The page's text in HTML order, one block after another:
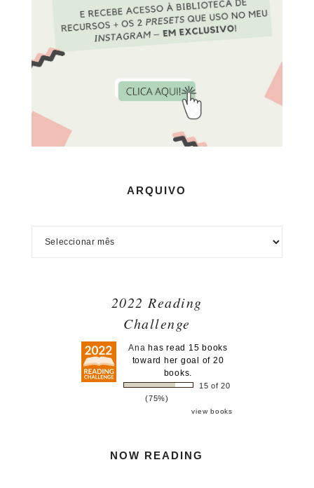
ARQUIVO
2022 Reading
Challenge
Ana has read 15 books
toward her goal of 20
books.
15 of 20
(75%)
view books
NOW READING